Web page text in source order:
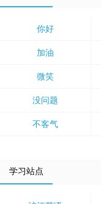
你好
加油
微笑
没问题
不客气
学习站点